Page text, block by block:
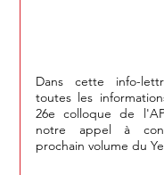
Dans cette info-
toutes les
26e colloque de
notre appel à
prochain volume du